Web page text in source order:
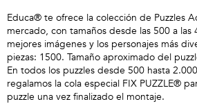
Educa® te ofrece la colección de Puzzles
mercado, con tamaños desde las 500 a las
mejores imágenes y los personajes más
piezas: 1500. Tamaño aproximado del
En todos los puzzles desde 500 hasta
regalamos la cola especial FIX PUZZLE®
puzzle una vez finalizado el montaje.